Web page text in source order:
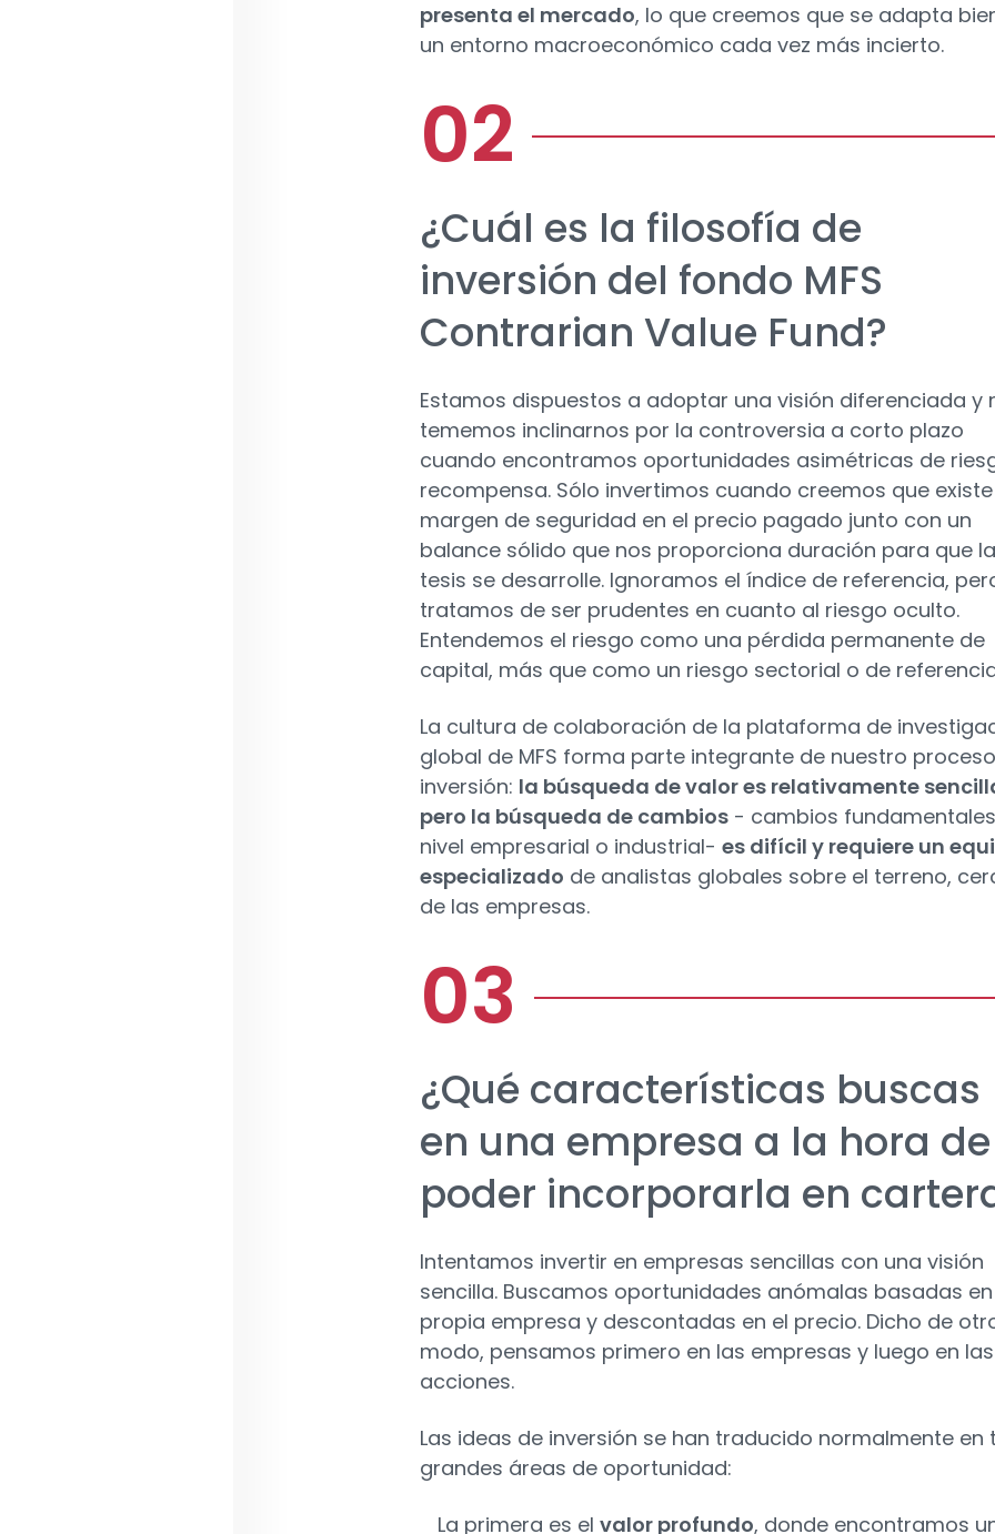
presenta el mercado, lo que creemos que se adapta
un entorno macroeconómico cada vez más incierto.
¿Cuál es la filosofía de
inversión del fondo MFS
Contrarian Value Fund?
Estamos dispuestos a adoptar una visión diferenciada y
tememos inclinarnos por la controversia a corto plazo
cuando encontramos oportunidades asimétricas de
recompensa. Sólo invertimos cuando creemos que
margen de seguridad en el precio pagado junto con un
balance sólido que nos proporciona duración para que la
tesis se desarrolle. Ignoramos el índice de referencia,
tratamos de ser prudentes en cuanto al riesgo oculto.
Entendemos el riesgo como una pérdida permanente de
capital, más que como un riesgo sectorial o de
La cultura de colaboración de la plataforma de
global de MFS forma parte integrante de nuestro
inversión: la búsqueda de valor es relativamente
pero la búsqueda de cambios - cambios
nivel empresarial o industrial- es difícil y requiere un
especializado de analistas globales sobre el terreno,
de las empresas.
¿Qué características buscas
en una empresa a la hora de
poder incorporarla en
Intentamos invertir en empresas sencillas con una visión
sencilla. Buscamos oportunidades anómalas basadas
propia empresa y descontadas en el precio. Dicho de
modo, pensamos primero en las empresas y luego en las
acciones.
Las ideas de inversión se han traducido normalmente en
grandes áreas de oportunidad:
La primera es el valor profundo, donde encontramos